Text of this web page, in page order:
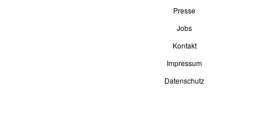
Presse
Jobs
Kontakt
Impressum
Datenschutz